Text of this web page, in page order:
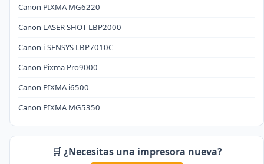
Canon PIXMA MG6220
Canon LASER SHOT LBP2000
Canon i-SENSYS LBP7010C
Canon Pixma Pro9000
Canon PIXMA i6500
Canon PIXMA MG5350
🛒 ¿Necesitas una impresora nueva?